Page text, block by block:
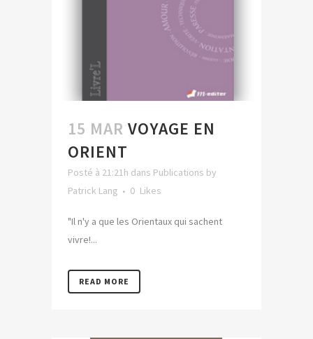
15 MAR VOYAGE EN
ORIENT
Posté à 21:21h dans Publications by
Patrick Lang
0 Likes
"Il n'y a que les Orientaux qui sachent
vivre!...
READ MORE